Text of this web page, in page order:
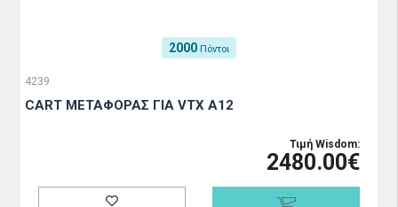
2000 Πόντοι
4239
CART ΜΕΤΑΦΟΡΑΣ ΓΙΑ VTX A12
Τιμή Wisdom:
2480.00€